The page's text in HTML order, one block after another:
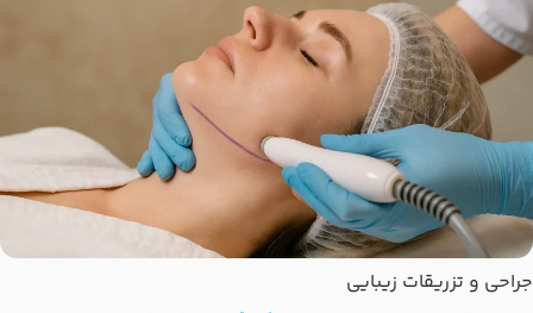
جراحی و تزریقات زیبایی